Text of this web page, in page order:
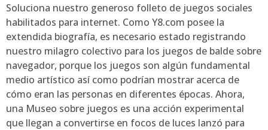
Soluciona nuestro generoso folleto de juegos sociales
habilitados para internet. Como Y8.com posee la
extendida biografía, es necesario estado registrando
nuestro milagro colectivo para los juegos de balde sobre
navegador, porque los juegos son algún fundamental
medio artístico así­ como podrían mostrar acerca de
cómo eran las personas en diferentes épocas. Ahora,
una Museo sobre juegos es una acción experimental
que llegan a convertirse en focos de luces lanzó para